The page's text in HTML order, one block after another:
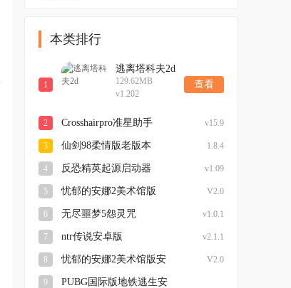
本类排行
1
逃离塔科夫2d
129.62MB
v1.202
查看
2 Crosshairpro准星助手 v15.9
3 仙剑98柔情版老版本 1.8.4
4 反恐精英起源启动器 v1.09
5 忧郁的安娜2美术馆版 V2.0
6 无尽噩梦5怨灵咒 v1.0.1
7 ntr传说安卓版 v2.1.1
8
忧郁的安娜2美术馆版安
V2.0
9
PUBG国际版地铁逃生安